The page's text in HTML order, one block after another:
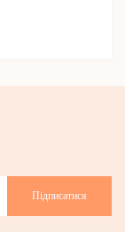
Підписатися